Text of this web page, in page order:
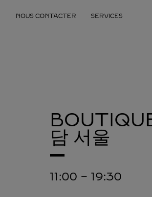
NOUS CONTACTER SERVICES
담 서울
11:00 - 19:30